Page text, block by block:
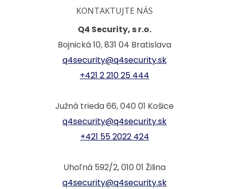
KONTAKTUJTE NÁS
Q4 Security, s r.o.
Bojnická 10, 831 04 Bratislava
q4security@q4security.sk
+421 2 210 25 444
Južná trieda 66, 040 01 Košice
q4security@q4security.sk
+421 55 2022 424
Uhoľná 592/2, 010 01 Žilina
q4security@q4security.sk